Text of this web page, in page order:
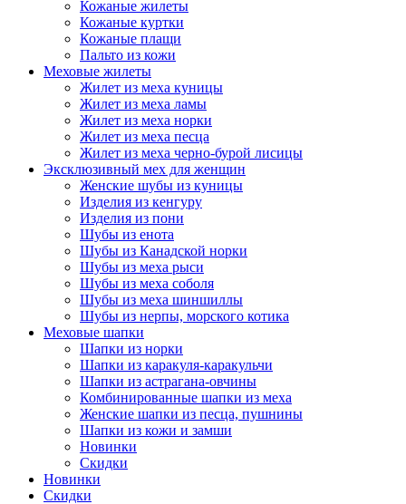
Кожаные жилеты
Кожаные куртки
Кожаные плащи
Пальто из кожи
Меховые жилеты
Жилет из меха куницы
Жилет из меха ламы
Жилет из меха норки
Жилет из меха песца
Жилет из меха черно-бурой лисицы
Эксклюзивный мех для женщин
Женские шубы из куницы
Изделия из кенгуру
Изделия из пони
Шубы из енота
Шубы из Канадской норки
Шубы из меха рыси
Шубы из меха соболя
Шубы из меха шиншиллы
Шубы из нерпы, морского котика
Меховые шапки
Шапки из норки
Шапки из каракуля-каракульчи
Шапки из астрагана-овчины
Комбинированные шапки из меха
Женские шапки из песца, пушнины
Шапки из кожи и замши
Новинки
Скидки
Новинки
Скидки